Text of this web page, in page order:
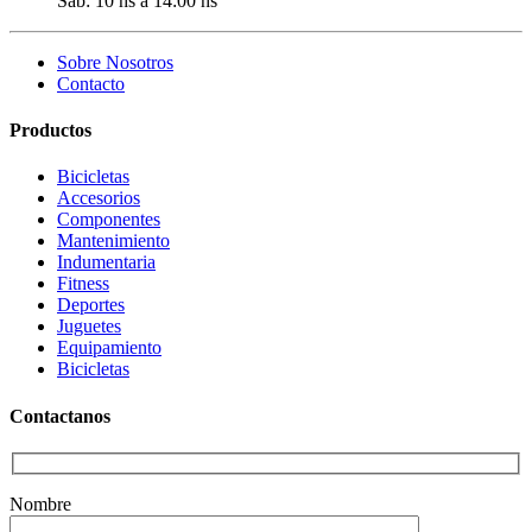
Sobre Nosotros
Contacto
Productos
Bicicletas
Accesorios
Componentes
Mantenimiento
Indumentaria
Fitness
Deportes
Juguetes
Equipamiento
Bicicletas
Contactanos
Nombre